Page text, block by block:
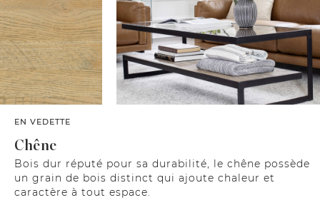
EN VEDETTE
Chêne
Bois dur réputé pour sa durabilité, le chêne possède
un grain de bois distinct qui ajoute chaleur et
caractère à tout espace.